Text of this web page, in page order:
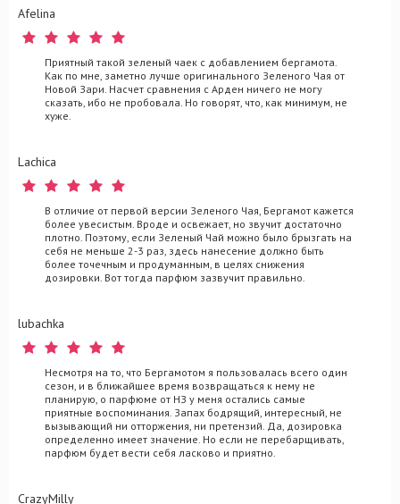
Afelina
Приятный такой зеленый чаек с добавлением бергамота.
Как по мне, заметно лучше оригинального Зеленого Чая от
Новой Зари. Насчет сравнения с Арден ничего не могу
сказать, ибо не пробовала. Но говорят, что, как минимум, не
хуже.
Lachica
В отличие от первой версии Зеленого Чая, Бергамот кажется
более увесистым. Вроде и освежает, но звучит достаточно
плотно. Поэтому, если Зеленый Чай можно было брызгать на
себя не меньше 2-3 раз, здесь нанесение должно быть
более точечным и продуманным, в целях снижения
дозировки. Вот тогда парфюм зазвучит правильно.
lubachka
Несмотря на то, что Бергамотом я пользовалась всего один
сезон, и в ближайшее время возвращаться к нему не
планирую, о парфюме от НЗ у меня остались самые
приятные воспоминания. Запах бодрящий, интересный, не
вызывающий ни отторжения, ни претензий. Да, дозировка
определенно имеет значение. Но если не перебарщивать,
парфюм будет вести себя ласково и приятно.
CrazyMilly